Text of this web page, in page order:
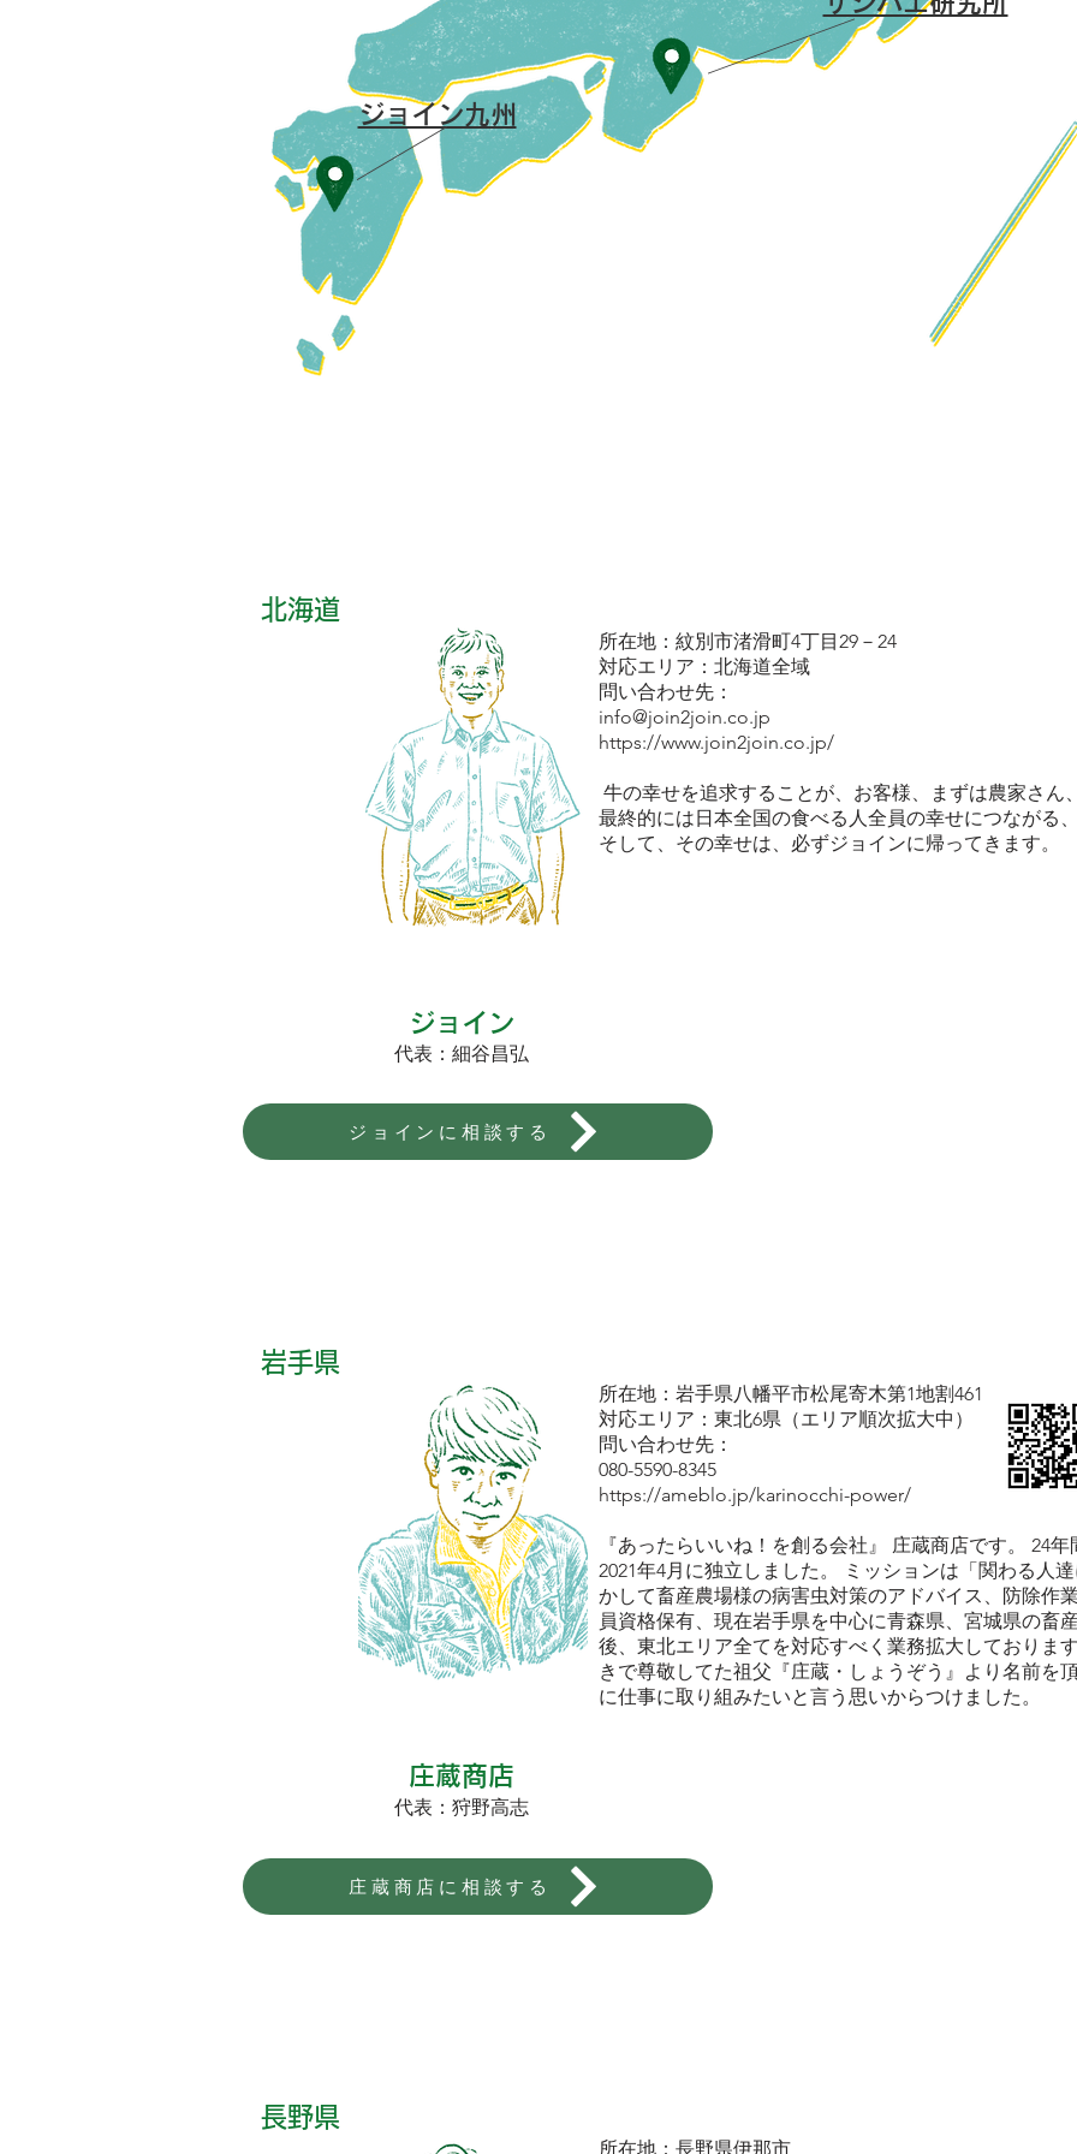
​ジョイン九州
北海道
所在地：紋別市渚滑町4丁目29－24
対応エリア：北海道全域
問い合わせ先：
info@join2join.co.jp
https://www.join2join.co.jp/
牛の幸せを追求することが、お客様、まずは農家さん、
最終的には日本全国の食べる人全員の幸せにつながる
そして、その幸せは、必ずジョインに帰ってきます。
​ジョイン
代表：細谷昌弘
ジョインに相談する
岩手県
所在地：岩手県八幡平市松尾寄木第1地割461
対応エリア：東北6県（エリア順次拡大中）
問い合わせ先：
080-5590-8345
https://ameblo.jp/karinocchi-power/
『あったらいいね！を創る会社』 庄蔵商店です。 24
2021年4月に独立しました。 ミッションは「関わる人
かして畜産農場様の病害虫対策のアドバイス、防除作
員資格保有、現在岩手県を中心に青森県、宮城県の畜
後、東北エリア全てを対応すべく業務拡大しておりま
きで尊敬してた祖父『庄蔵・しょうぞう』より名前を
に仕事に取り組みたいと言う思いからつけました。
庄蔵商店
代表：狩野高志
庄蔵商店に相談する
長野県
所在地：長野県伊那市